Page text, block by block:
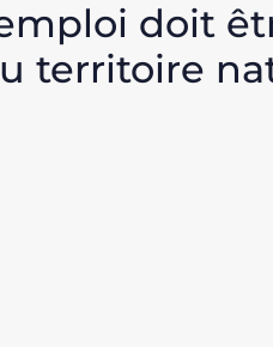
doit
territoire